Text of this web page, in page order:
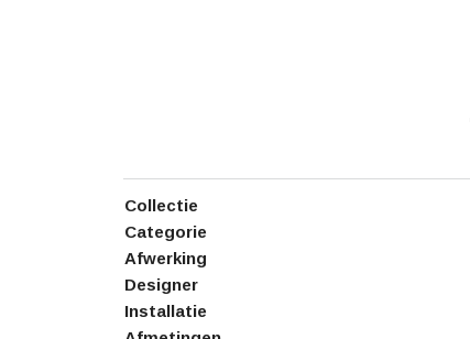
Collectie
Categorie
Afwerking
Designer
Installatie